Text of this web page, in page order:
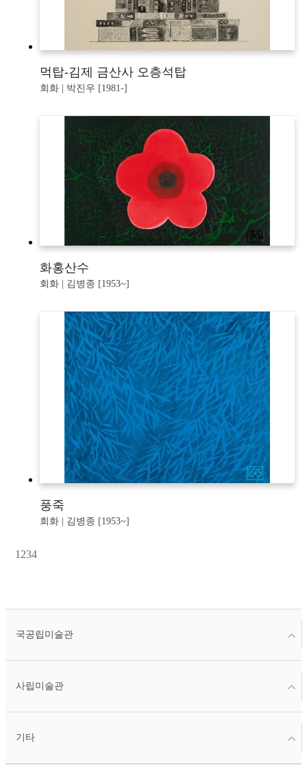
먹탑-김제 금산사 오층석탑
회화 | 박진우 [1981-]
화홍산수
회화 | 김병종 [1953~]
풍죽
회화 | 김병종 [1953~]
1 234
국공립미술관
사립미술관
기타